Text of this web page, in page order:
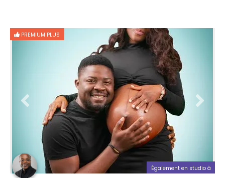
PREMIUM PLUS
Également en studio à